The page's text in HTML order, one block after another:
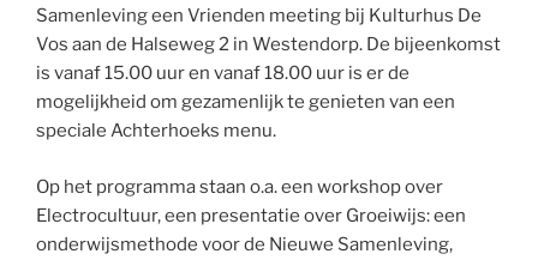
Samenleving een Vrienden meeting bij Kulturhus De
Vos aan de Halseweg 2 in Westendorp. De bijeenkomst
is vanaf 15.00 uur en vanaf 18.00 uur is er de
mogelijkheid om gezamenlijk te genieten van een
speciale Achterhoeks menu.
Op het programma staan o.a. een workshop over
Electrocultuur, een presentatie over Groeiwijs: een
onderwijsmethode voor de Nieuwe Samenleving,